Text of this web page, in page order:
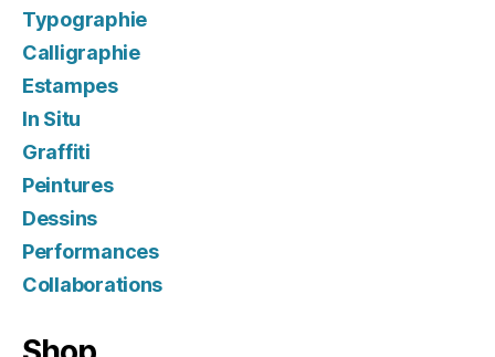
Typographie
Calligraphie
Estampes
In Situ
Graffiti
Peintures
Dessins
Performances
Collaborations